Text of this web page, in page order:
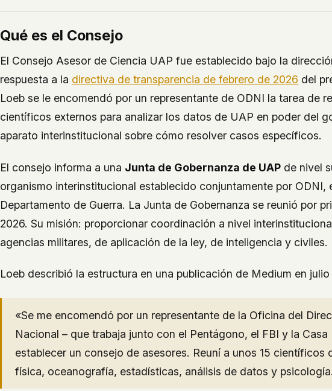
Qué es el Consejo
El Consejo Asesor de Ciencia UAP fue establecido bajo la
respuesta a la directiva de transparencia de febrero de 2026 del
Loeb se le encomendó por un representante de ODNI la tarea de
científicos externos para analizar los datos de UAP en poder del
aparato interinstitucional sobre cómo resolver casos específicos.
El consejo informa a una Junta de Gobernanza de UAP de nivel
organismo interinstitucional establecido conjuntamente por ODNI,
Departamento de Guerra. La Junta de Gobernanza se reunió por
2026. Su misión: proporcionar coordinación a nivel
agencias militares, de aplicación de la ley, de inteligencia y civiles.
Loeb describió la estructura en una publicación de Medium en
«Se me encomendó por un representante de la Oficina del
Nacional – que trabaja junto con el Pentágono, el FBI y la Casa
establecer un consejo de asesores. Reuní a unos 15 científicos
física, oceanografía, estadísticas, análisis de datos y